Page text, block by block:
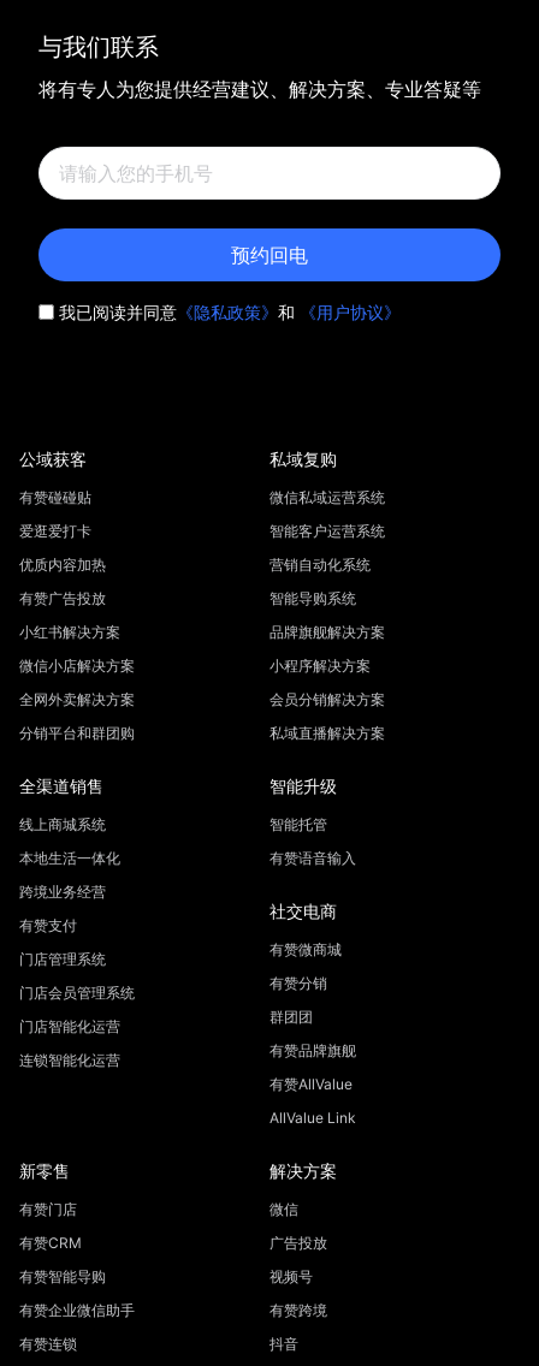
与我们联系
将有专人为您提供经营建议、解决方案、专业答疑等
预约回电
我已阅读并同意 《隐私政策》 和 《用户协议》
公域获客
有赞碰碰贴
爱逛爱打卡
优质内容加热
有赞广告投放
小红书解决方案
微信小店解决方案
全网外卖解决方案
分销平台和群团购
私域复购
微信私域运营系统
智能客户运营系统
营销自动化系统
智能导购系统
品牌旗舰解决方案
小程序解决方案
会员分销解决方案
私域直播解决方案
全渠道销售
线上商城系统
本地生活一体化
跨境业务经营
有赞支付
门店管理系统
门店会员管理系统
门店智能化运营
连锁智能化运营
智能升级
智能托管
有赞语音输入
社交电商
有赞微商城
有赞分销
群团团
有赞品牌旗舰
有赞AllValue
AllValue Link
新零售
有赞门店
有赞CRM
有赞智能导购
有赞企业微信助手
有赞连锁
解决方案
微信
广告投放
视频号
有赞跨境
抖音